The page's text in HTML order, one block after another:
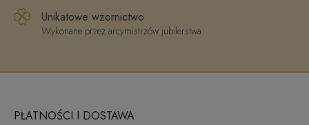
Unikatowe wzornictwo
Wykonane przez arcymistrzów jubilerstwa
PŁATNOŚCI I DOSTAWA